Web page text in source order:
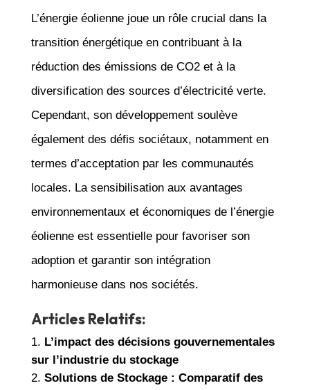
L’énergie éolienne joue un rôle crucial dans la
transition énergétique en contribuant à la
réduction des émissions de CO2 et à la
diversification des sources d’électricité verte.
Cependant, son développement soulève
également des défis sociétaux, notamment en
termes d’acceptation par les communautés
locales. La sensibilisation aux avantages
environnementaux et économiques de l’énergie
éolienne est essentielle pour favoriser son
adoption et garantir son intégration
harmonieuse dans nos sociétés.
Articles Relatifs:
L’impact des décisions gouvernementales
sur l’industrie du stockage
Solutions de Stockage : Comparatif des